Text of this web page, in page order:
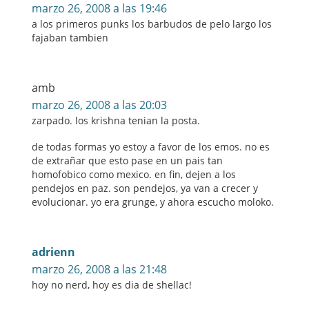
marzo 26, 2008 a las 19:46
a los primeros punks los barbudos de pelo largo los
fajaban tambien
amb
marzo 26, 2008 a las 20:03
zarpado. los krishna tenian la posta.
de todas formas yo estoy a favor de los emos. no es
de extrañar que esto pase en un pais tan
homofobico como mexico. en fin, dejen a los
pendejos en paz. son pendejos, ya van a crecer y
evolucionar. yo era grunge, y ahora escucho moloko.
adrienn
marzo 26, 2008 a las 21:48
hoy no nerd, hoy es dia de shellac!